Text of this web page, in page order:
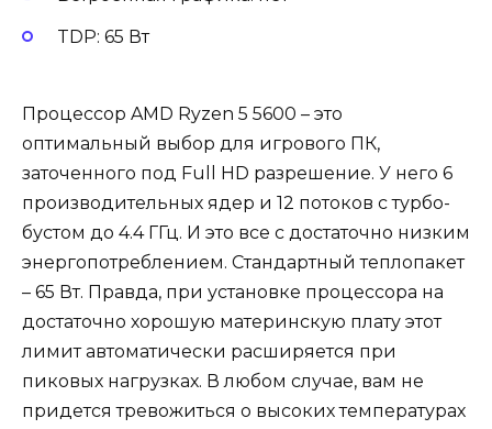
TDP: 65 Вт
Процессор AMD Ryzen 5 5600 – это
оптимальный выбор для игрового ПК,
заточенного под Full HD разрешение. У него 6
производительных ядер и 12 потоков с турбо-
бустом до 4.4 ГГц. И это все с достаточно низким
энергопотреблением. Стандартный теплопакет
– 65 Вт. Правда, при установке процессора на
достаточно хорошую материнскую плату этот
лимит автоматически расширяется при
пиковых нагрузках. В любом случае, вам не
придется тревожиться о высоких температурах